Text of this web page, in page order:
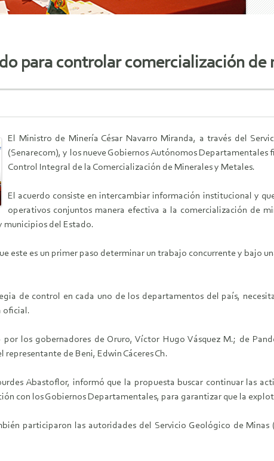
para controlar comercialización de
El Ministro de Minería César Navarro Miranda, a través del
(Senarecom), y los nueve Gobiernos Autónomos
Control Integral de la Comercialización de Minerales y Metales.
El acuerdo consiste en intercambiar información institucional y
operativos conjuntos manera efectiva a la comercialización de
municipios del Estado.
este es un primer paso determinar un trabajo concurrente y
de control en cada uno de los departamentos del país,
oficial.
los gobernadores de Oruro, Víctor Hugo Vásquez M.; de
representante de Beni, Edwin Cáceres Ch.
Abastoflor, informó que la propuesta buscar continuar las
con los Gobiernos Departamentales, para garantizar que la
participaron las autoridades del Servicio Geológico de